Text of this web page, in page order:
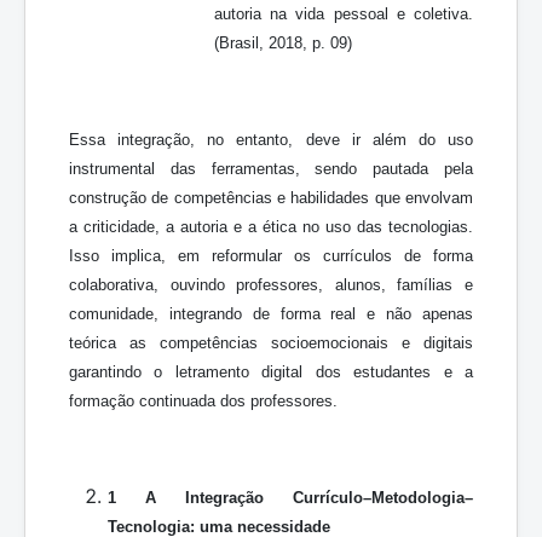
autoria na vida pessoal e coletiva.
(Brasil, 2018, p. 09)
Essa integração, no entanto, deve ir além do uso
instrumental das ferramentas, sendo pautada pela
construção de competências e habilidades que envolvam
a criticidade, a autoria e a ética no uso das tecnologias.
Isso implica, em reformular os currículos de forma
colaborativa, ouvindo professores, alunos, famílias e
comunidade, integrando de forma real e não apenas
teórica as competências socioemocionais e digitais
garantindo o letramento digital dos estudantes e a
formação continuada dos professores.
1 A Integração Currículo–Metodologia–
Tecnologia: uma necessidade